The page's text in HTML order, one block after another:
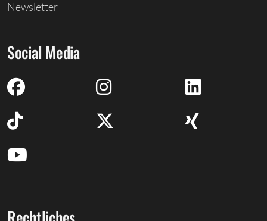
Newsletter
Social Media